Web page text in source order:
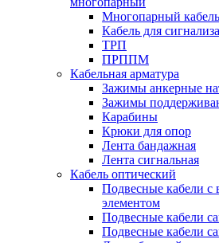
Многопарный кабель
Кабель для
ТРП
ПРППМ
Кабельная арматура
Зажимы анкерные
Зажимы
Карабины
Крюки для опор
Лента бандажная
Лента сигнальная
Кабель оптический
Подвесные кабели
элементом
Подвесные кабели
Подвесные кабели